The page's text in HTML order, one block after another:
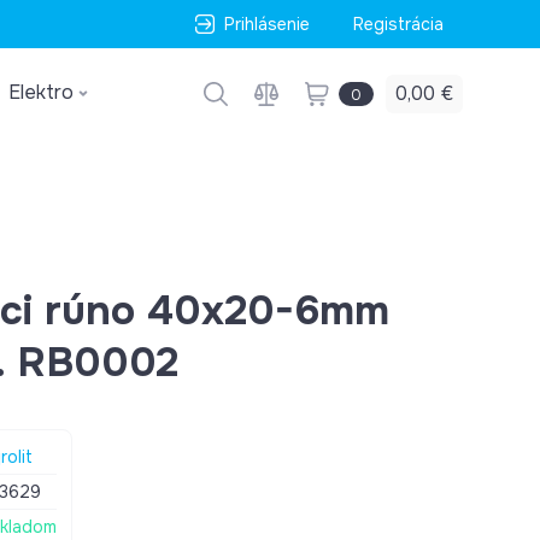
Prihlásenie Registrácia
Elektro 0 0,00 €
rúno 40x20-6mm
RB0002